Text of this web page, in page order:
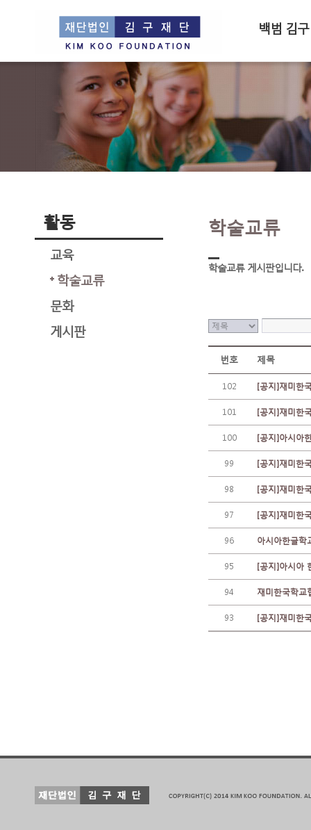
백범 김구
활동
교육
학술교류
문화
게시판
학술교류
학술교류 게시판입니다.
번호 제목
102 [공지]재미한
101 [공지]재미한
100 [공지]아시아
99 [공지]재미한
98 [공지]재미한
97 [공지]재미한
96 아시아한글학
95 [공지]아시아
94 재미한국학교
93 [공지]재미한